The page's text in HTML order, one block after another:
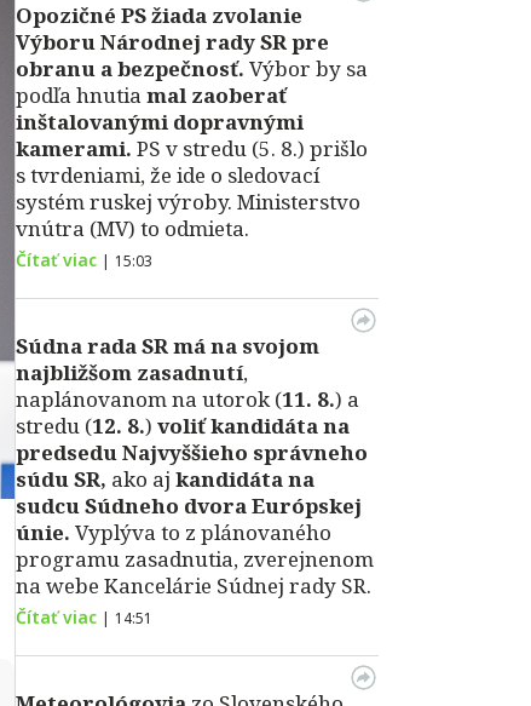
Opozičné PS žiada zvolanie
Výboru Národnej rady SR pre
obranu a bezpečnosť. Výbor by sa
podľa hnutia mal zaoberať
inštalovanými dopravnými
kamerami. PS v stredu (5. 8.) prišlo
s tvrdeniami, že ide o sledovací
systém ruskej výroby. Ministerstvo
vnútra (MV) to odmieta.
Čítať viac | 15:03
Súdna rada SR má na svojom
najbližšom zasadnutí,
naplánovanom na utorok (11. 8.) a
stredu (12. 8.) voliť kandidáta na
predsedu Najvyššieho správneho
súdu SR, ako aj kandidáta na
sudcu Súdneho dvora Európskej
únie. Vyplýva to z plánovaného
programu zasadnutia, zverejnenom
na webe Kancelárie Súdnej rady SR.
Čítať viac | 14:51